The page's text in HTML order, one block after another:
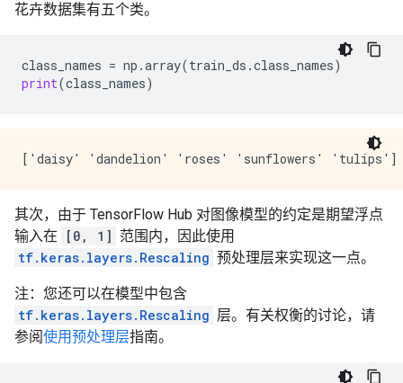
花卉数据集有五个类。
class_names = np .array(train_ds .class_names)
print(class_names)
其次，由于 TensorFlow Hub 对图像模型的约定是期望浮点
输入在
[0, 1] 范围内，因此使用
tf.keras.layers.Rescaling 预处理层来实现这一点。
注：您还可以在模型中包含
tf.keras.layers.Rescaling 层。有关权衡的讨论，请
参阅使用预处理层指南。